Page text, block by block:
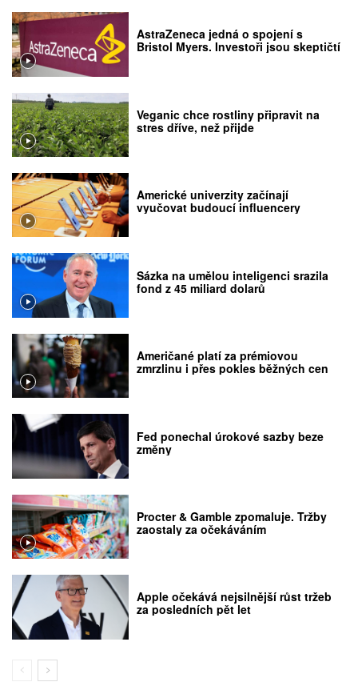
AstraZeneca jedná o spojení s
Bristol Myers. Investoři jsou skeptičtí
Veganic chce rostliny připravit na
stres dříve, než přijde
Americké univerzity začínají
vyučovat budoucí influencery
Sázka na umělou inteligenci srazila
fond z 45 miliard dolarů
Američané platí za prémiovou
zmrzlinu i přes pokles běžných cen
Fed ponechal úrokové sazby beze
změny
Procter & Gamble zpomaluje. Tržby
zaostaly za očekáváním
Apple očekává nejsilnější růst tržeb
za posledních pět let